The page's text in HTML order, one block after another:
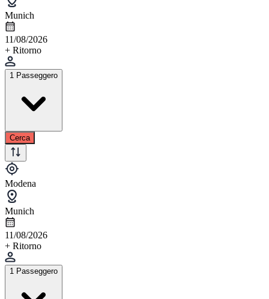
Munich
11/08/2026
+ Ritorno
1 Passeggero
Cerca
Modena
Munich
11/08/2026
+ Ritorno
1 Passeggero